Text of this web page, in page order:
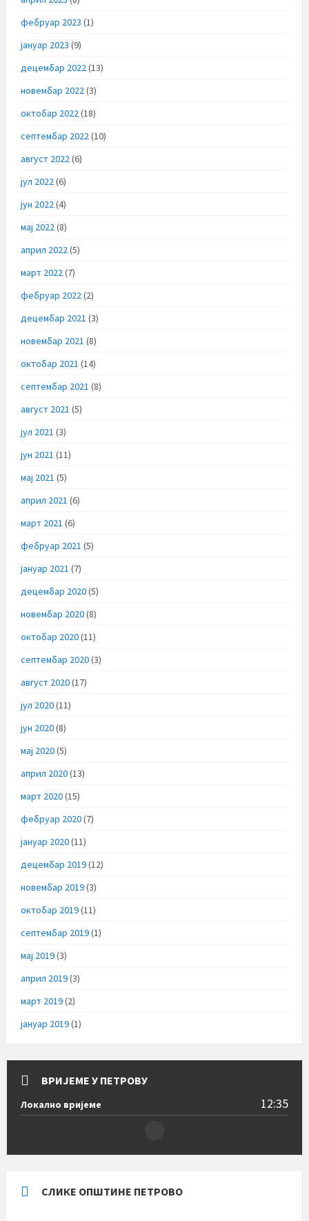
фебруар 2023 (1)
јануар 2023 (9)
децембар 2022(13)
новембар 2022(3)
октобар 2022(18)
септембар 2022(10)
август 2022(6)
јул 2022(6)
јун 2022(4)
мај 2022(8)
април 2022(5)
март 2022(7)
фебруар 2022(2)
децембар 2021 (3)
новембар 2021 (8)
октобар 2021 (14)
септембар 2021 (8)
август 2021 (5)
јул 2021 (3)
јун 2021 (11)
мај 2021 (5)
април 2021 (6)
март 2021 (6)
фебруар 2021 (5)
јануар 2021 (7)
децембар 2020(5)
новембар 2020(8)
октобар 2020(11)
септембар 2020(3)
август 2020(17)
јул 2020(11)
јун 2020(8)
мај 2020(5)
април 2020(13)
март 2020(15)
фебруар 2020(7)
јануар 2020(11)
децембар 2019(12)
новембар 2019(3)
октобар 2019(11)
септембар 2019(1)
мај 2019(3)
април 2019(3)
март 2019(2)
јануар 2019(1)
ВРИЈЕМЕ У ПЕТРОВУ
Локално вријеме 12:35
СЛИКЕ ОПШТИНЕ ПЕТРОВО